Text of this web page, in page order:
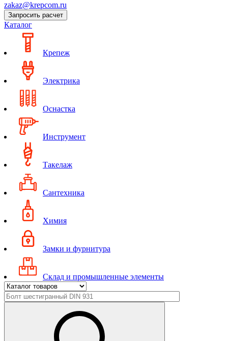
zakaz@krepcom.ru
Запросить расчет
Каталог
Крепеж
Электрика
Оснастка
Инструмент
Такелаж
Сантехника
Химия
Замки и фурнитура
Склад и промышленные элементы